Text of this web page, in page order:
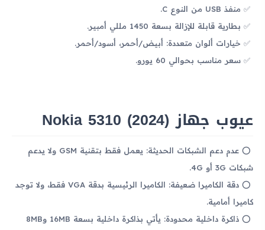
منفذ USB من النوع C.
بطارية قابلة للإزالة بسعة 1450 مللي أمبير.
خيارات ألوان متعددة: أبيض/أحمر، أسود/أحمر.
سعر مناسب بحوالي 60 يورو.
عيوب جهاز Nokia 5310 (2024)
عدم دعم الشبكات الحديثة: يعمل فقط بتقنية GSM ولا يدعم
شبكات 3G أو 4G.
دقة الكاميرا ضعيفة: الكاميرا الرئيسية بدقة VGA فقط، ولا توجد
كاميرا أمامية.
ذاكرة داخلية محدودة: يأتي بذاكرة داخلية بسعة 16MB و8MB